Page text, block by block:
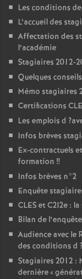
Les conditions
L’accueil des
Affectation des
l’académie
Stagiaires 2012-
Quelques
Mémo stagiaires
Certifications
Les emplois d
Infos brèves
Ex-contractuels
formation !!
Infos brèves n°2
Enquête
CLESet C2I2e :
Bilan de
Audience avec le
des conditions d
Stagiaires 2012 :
dernière «